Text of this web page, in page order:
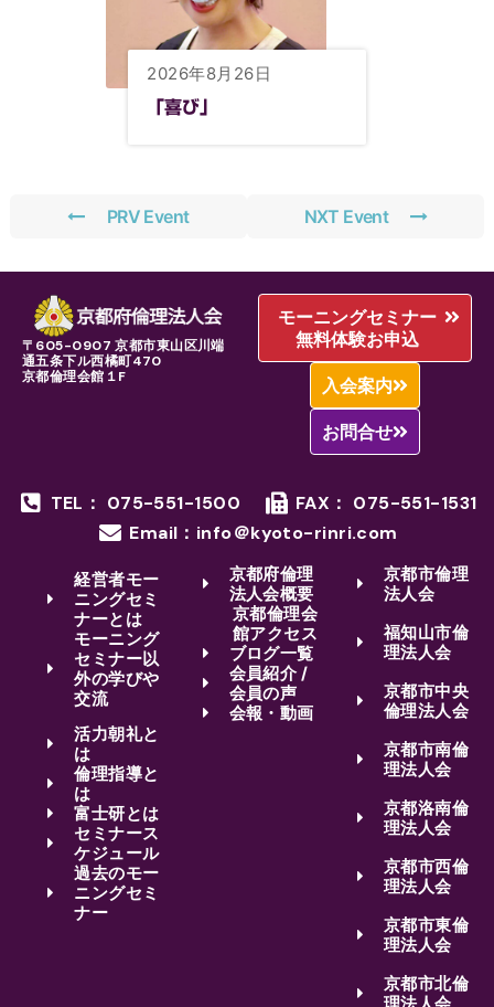
2026年8月26日
「喜び」
PRV Event NXT Event
〒605-0907 京都市東山区川端
通五条下ル西橘町470
京都倫理会館１F
モーニングセミナー
無料体験お申込
入会案内
お問合せ
TEL： 075-551-1500
FAX： 075-551-1531
Email：info＠kyoto-rinri.com
経営者モー
ニングセミ
ナーとは
モーニング
セミナー以
外の学びや
交流
活力朝礼と
は
倫理指導と
は
富士研とは
セミナース
ケジュール
過去のモー
ニングセミ
ナー
京都府倫理
法人会概要
京都倫理会
館アクセス
ブログ一覧
会員紹介 /
会員の声
会報・動画
京都市倫理
法人会
福知山市倫
理法人会
京都市中央
倫理法人会
京都市南倫
理法人会
京都洛南倫
理法人会
京都市西倫
理法人会
京都市東倫
理法人会
京都市北倫
理法人会